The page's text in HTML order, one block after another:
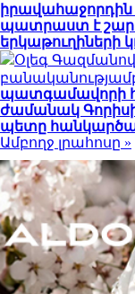
իրավահաջորդին
պատրաստ է
երկաթուղիների
Օլեգ
պատգամավորի
ժամանակ
պետը
Ամբողջ լրահոսը »